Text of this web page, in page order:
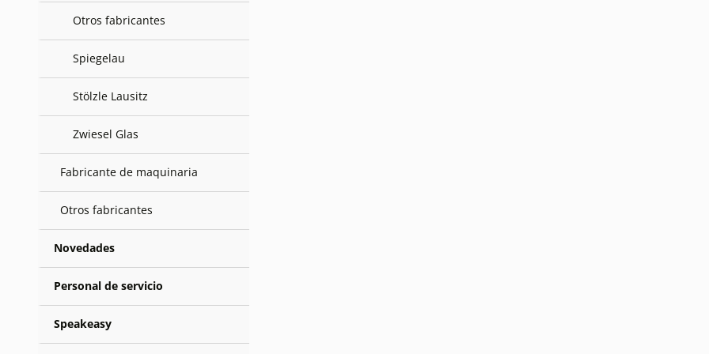
Otros fabricantes
Spiegelau
Stölzle Lausitz
Zwiesel Glas
Fabricante de maquinaria
Otros fabricantes
Novedades
Personal de servicio
Speakeasy